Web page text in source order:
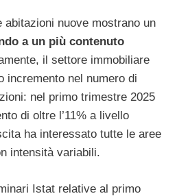
abitazioni nuove mostrano un
a un più contenuto
il settore immobiliare
incremento nel numero di
nel primo trimestre 2025
di oltre l’11% a livello
ha interessato tutte le aree
intensità variabili.
Istat relative al primo